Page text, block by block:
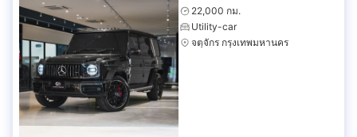
22,000 กม.
Utility-car
จตุจักร กรุงเทพมหานคร